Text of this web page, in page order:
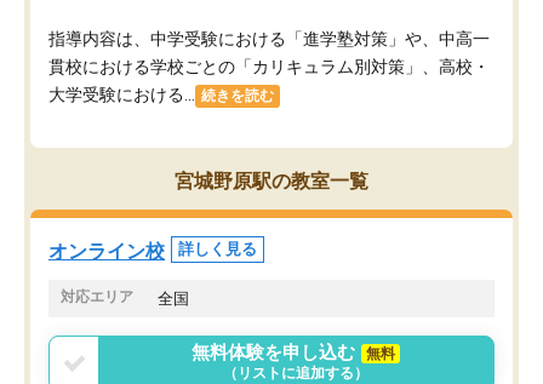
指導内容は、中学受験における「進学塾対策」や、中高一
貫校における学校ごとの「カリキュラム別対策」、高校・
大学受験における...
続きを読む
宮城野原駅の教室一覧
オンライン校 詳しく見る
対応エリア 全国
無料体験を申し込む
無料
（リストに追加する）